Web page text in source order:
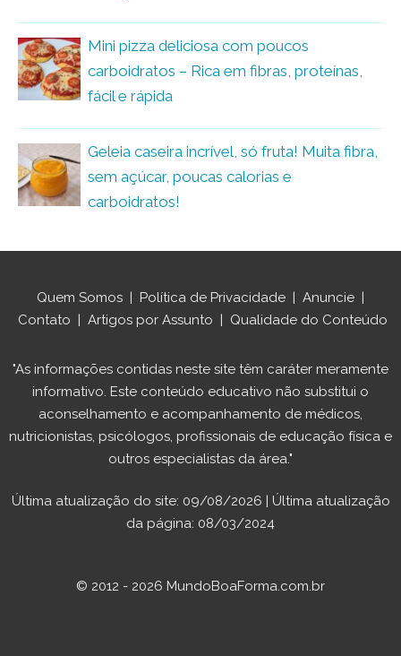
Mini pizza deliciosa com poucos
carboidratos – Rica em fibras, proteínas,
fácil e rápida
Geleia caseira incrível, só fruta! Muita fibra,
sem açúcar, poucas calorias e
carboidratos!
Quem Somos | Política de Privacidade | Anuncie |
Contato | Artigos por Assunto | Qualidade do Conteúdo
"As informações contidas neste site têm caráter meramente
informativo. Este conteúdo educativo não substitui o
aconselhamento e acompanhamento de médicos,
nutricionistas, psicólogos, profissionais de educação física e
outros especialistas da área."
Última atualização do site: 09/08/2026 | Última atualização
da página: 08/03/2024
© 2012 - 2026 MundoBoaForma.com.br